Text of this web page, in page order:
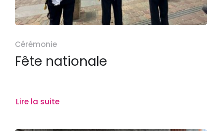
Cérémonie
Fête nationale
Lire la suite